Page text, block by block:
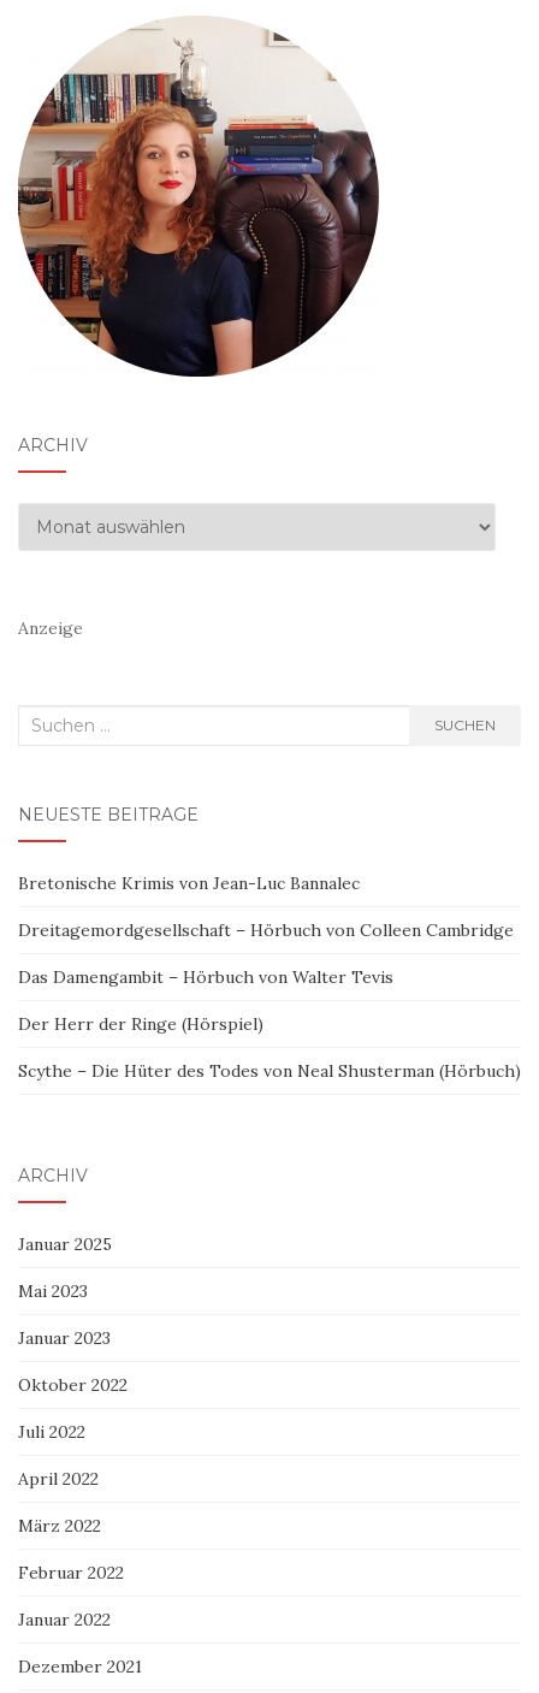
ARCHIV
Archiv
Anzeige
Suchen
SUCHEN
NEUESTE BEITRÄGE
Bretonische Krimis von Jean-Luc Bannalec
Dreitagemordgesellschaft – Hörbuch von Colleen Cambridge
Das Damengambit – Hörbuch von Walter Tevis
Der Herr der Ringe (Hörspiel)
Scythe – Die Hüter des Todes von Neal Shusterman (Hörbuch)
ARCHIV
Januar 2025
Mai 2023
Januar 2023
Oktober 2022
Juli 2022
April 2022
März 2022
Februar 2022
Januar 2022
Dezember 2021